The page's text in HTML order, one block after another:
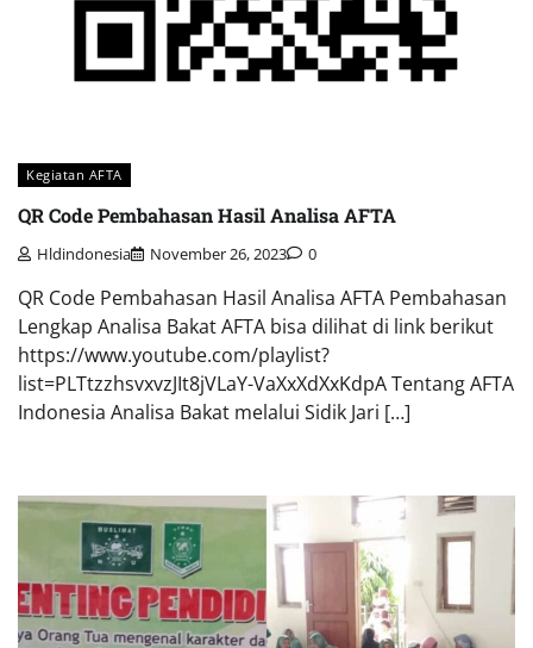
Kegiatan AFTA
QR Code Pembahasan Hasil Analisa AFTA
Hldindonesia November 26, 2023 0
QR Code Pembahasan Hasil Analisa AFTA Pembahasan
Lengkap Analisa Bakat AFTA bisa dilihat di link berikut
https://www.youtube.com/playlist?
list=PLTtzzhsvxvzJIt8jVLaY-VaXxXdXxKdpA Tentang AFTA
Indonesia Analisa Bakat melalui Sidik Jari […]